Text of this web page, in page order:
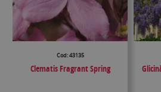
Cod: 43135
Clematis Fragrant Spring